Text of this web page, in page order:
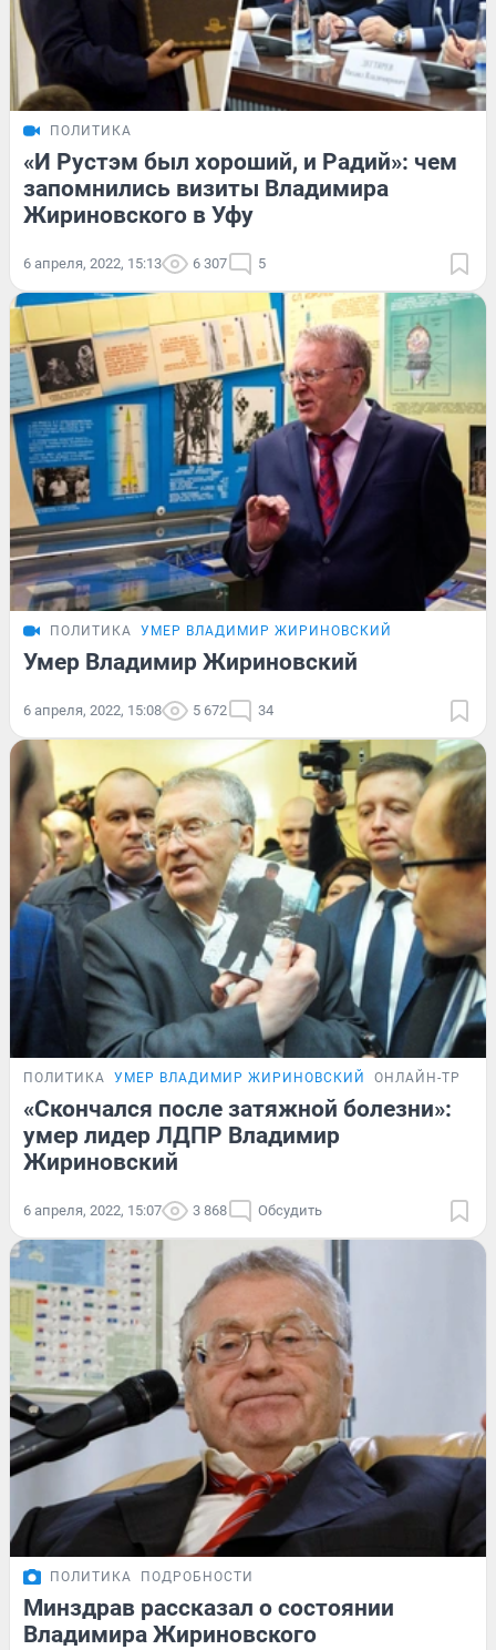
ПОЛИТИКА
«И Рустэм был хороший, и Радий»: чем
запомнились визиты Владимира
Жириновского в Уфу
6 апреля, 2022, 15:13 6 307 5
ПОЛИТИКА УМЕР ВЛАДИМИР ЖИРИНОВСКИЙ
Умер Владимир Жириновский
6 апреля, 2022, 15:08 5 672 34
ПОЛИТИКА УМЕР ВЛАДИМИР ЖИРИНОВСКИЙ ОНЛАЙН-
«Скончался после затяжной болезни»:
умер лидер ЛДПР Владимир
Жириновский
6 апреля, 2022, 15:07 3 868 Обсудить
ПОЛИТИКА ПОДРОБНОСТИ
Минздрав рассказал о состоянии
Владимира Жириновского